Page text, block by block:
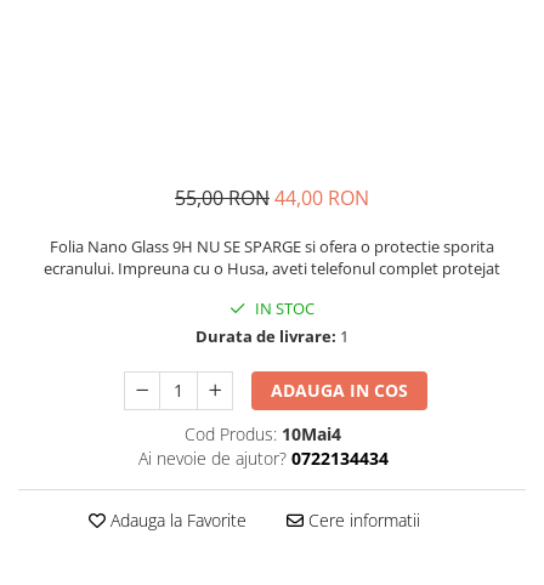
55,00 RON44,00 RON
Folia Nano Glass 9H NU SE SPARGE si ofera o protectie sporita
ecranului. Impreuna cu o Husa, aveti telefonul complet protejat
IN STOC
Durata de livrare: 1
ADAUGA IN COS
Cod Produs: 10Mai4
Ai nevoie de ajutor? 0722134434
Adauga la Favorite Cere informatii